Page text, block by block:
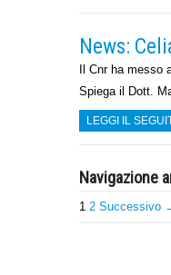
News:
Il Cnr ha messo
Spiega il Dott.
LEGGI IL
Navigazione
1 2 Successivo